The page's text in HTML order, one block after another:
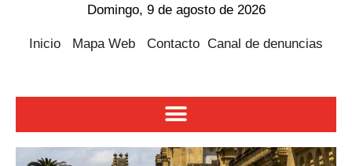
Domingo, 9 de agosto de 2026
Inicio Mapa Web Contacto Canal de denuncias